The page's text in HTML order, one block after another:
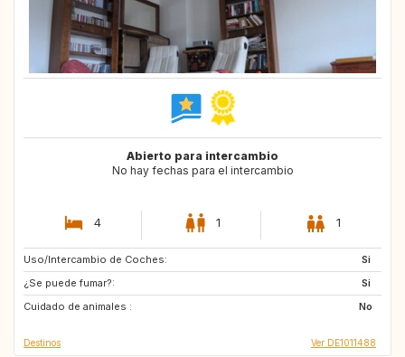
Abierto para intercambio
No hay fechas para el intercambio
4 1 1
Uso/Intercambio de Coches:
Si
¿Se puede fumar?:
Si
Cuidado de animales :
No
IT
Destinos Ver DE1011488